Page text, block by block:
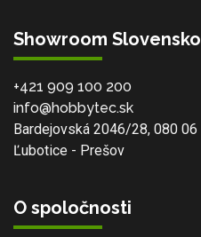
Showroom Slovensko
+421 909 100 200
info@hobbytec.sk
Bardejovská 2046/28, 080 06
Ľubotice - Prešov
O spoločnosti